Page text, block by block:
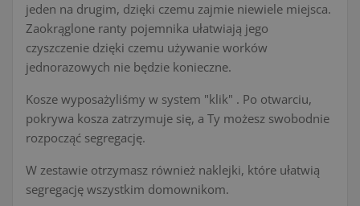
jeden na drugim, dzięki czemu zajmie niewiele miejsca.
Zaokrąglone ranty pojemnika ułatwiają jego
czyszczenie dzięki czemu używanie worków
jednorazowych nie będzie konieczne.
Kosze wyposażyliśmy w system "klik" . Po otwarciu,
pokrywa kosza zatrzymuje się, a Ty możesz swobodnie
rozpocząć segregację.
W zestawie otrzymasz również naklejki, które ułatwią
segregację wszystkim domownikom.